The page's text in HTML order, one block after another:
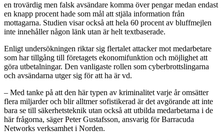
en trovärdig men falsk avsändare komma över pengar medan endast
en knapp procent hade som mål att stjäla information från
mottagarna. Studien visar också att hela 60 procent av bluffmejlen
inte innehåller någon länk utan är helt textbaserade.
Enligt undersökningen riktar sig flertalet attacker mot medarbetare
som har tillgång till företagets ekonomifunktion och möjlighet att
göra utbetalningar. Den vanligaste rollen som cyberbrottslingarna
och avsändarna utger sig för att ha är vd.
– Med tanke på att den här typen av kriminalitet varje år omsätter
flera miljarder och blir alltmer sofistikerad är det avgörande att inte
bara se till säkerhetsteknik utan också att utbilda medarbetarna i de
här frågorna, säger Peter Gustafsson, ansvarig för Barracuda
Networks verksamhet i Norden.